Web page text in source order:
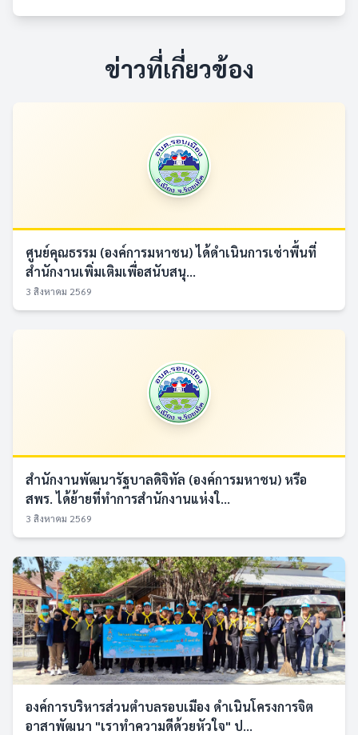
ข่าวที่เกี่ยวข้อง
ศูนย์คุณธรรม (องค์การมหาชน) ได้ดำเนินการเช่าพื้นที่
สำนักงานเพิ่มเติมเพื่อสนับสนุ...
3 สิงหาคม 2569
สำนักงานพัฒนารัฐบาลดิจิทัล (องค์การมหาชน) หรือ
สพร. ได้ย้ายที่ทำการสำนักงานแห่งใ...
3 สิงหาคม 2569
องค์การบริหารส่วนตำบลรอบเมือง ดำเนินโครงการจิต
อาสาพัฒนา "เราทำความดีด้วยหัวใจ" ป...